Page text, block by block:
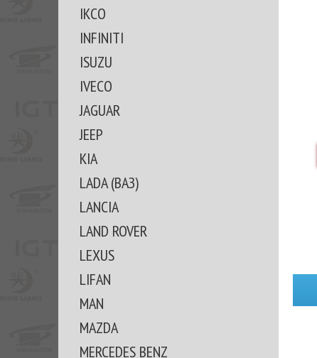
IKCO
INFINITI
ISUZU
IVECO
JAGUAR
JEEP
KIA
LADA (ВАЗ)
LANCIA
LAND ROVER
LEXUS
LIFAN
MAN
MAZDA
MERCEDES BENZ